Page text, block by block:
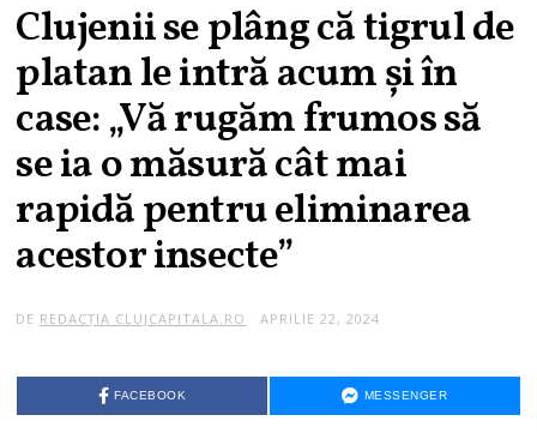
Clujenii se plâng că tigrul de
platan le intră acum și în
case: „Vă rugăm frumos să
se ia o măsură cât mai
rapidă pentru eliminarea
acestor insecte”
DE REDACȚIA CLUJCAPITALA.RO APRILIE 22, 2024
FACEBOOK MESSENGER